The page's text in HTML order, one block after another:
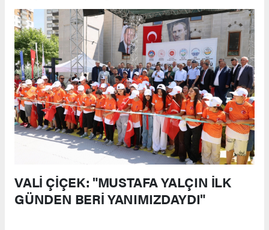
VALİ ÇİÇEK: "MUSTAFA YALÇIN İLK
GÜNDEN BERİ YANIMIZDAYDI"